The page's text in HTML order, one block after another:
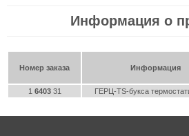
Информация о
Номер заказа Информация
1 640331 ГЕРЦ-TS-букса